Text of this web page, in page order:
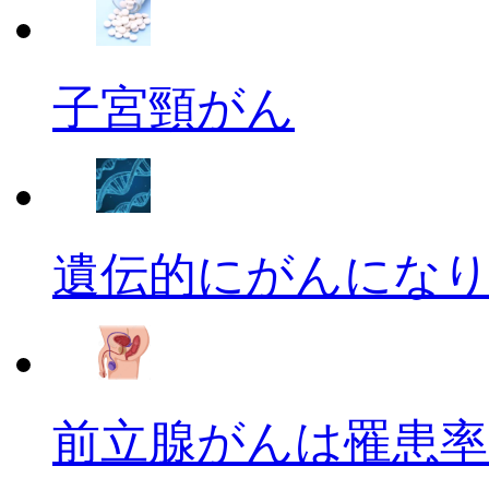
子宮頸がん
遺伝的にがんにな
前立腺がんは罹患